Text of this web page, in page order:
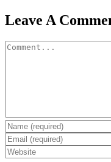
Leave A